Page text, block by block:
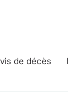
de décès